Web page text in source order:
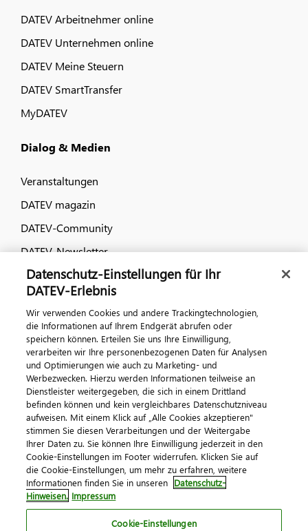
DATEV Arbeitnehmer online
DATEV Unternehmen online
DATEV Meine Steuern
DATEV SmartTransfer
MyDATEV
Dialog & Medien
Veranstaltungen
DATEV magazin
DATEV-Community
DATEV-Newsletter
Kontaktieren Sie uns
© 2026 DATEV eG
ImpressumDatenschutzAGB Kontakt
Cookie-Einstellungen
Datenschutz-Einstellungen für Ihr
DATEV-Erlebnis
Wir verwenden Cookies und andere Trackingtechnologien,
die Informationen auf Ihrem Endgerät abrufen oder
speichern können. Erteilen Sie uns Ihre Einwilligung,
verarbeiten wir Ihre personenbezogenen Daten für Analysen
und Optimierungen wie auch zu Marketing- und
Werbezwecken. Hierzu werden Informationen teilweise an
Dienstleister weitergegeben, die sich in einem Drittland
befinden können und kein vergleichbares Datenschutzniveau
aufweisen. Mit einem Klick auf „Alle Cookies akzeptieren"
stimmen Sie diesen Verarbeitungen und der Weitergabe
Ihrer Daten zu. Sie können Ihre Einwilligung jederzeit in den
Cookie-Einstellungen im Footer widerrufen. Klicken Sie auf
die Cookie-Einstellungen, um mehr zu erfahren, weitere
Informationen finden Sie in unseren Datenschutz-
Hinweisen. Impressum
Cookie-Einstellungen